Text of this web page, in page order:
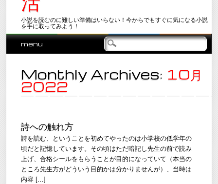
小説を読むのに難しい準備はいらない！今からでもすぐに気になる小説
を手に取ってみよう！
Main menu
Skip
menu
Monthly Archives: 10月
2022
詩への触れ方
詩を読む、ということを初めてやったのは小学校の低学年の
頃だと記憶しています。その頃はただ暗記し先生の前で読み
上げ、合格シールをもらうことが目的になっていて（本当の
ところ先生方がどういう目的かは分かりませんが）、当時は
内容 […]